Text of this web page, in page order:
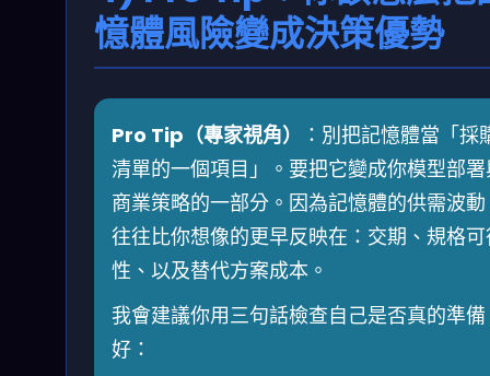
憶體風險變成決策優勢
Pro Tip（專家視角）
：別把記憶體當「採
清單的一個項目」。要把它變成你模型部
商業策略的一部分。因為記憶體的供需波
往往比你想像的更早反映在：交期、規格
性、以及替代方案成本。
我會建議你用三句話檢查自己是否真的準備
好：